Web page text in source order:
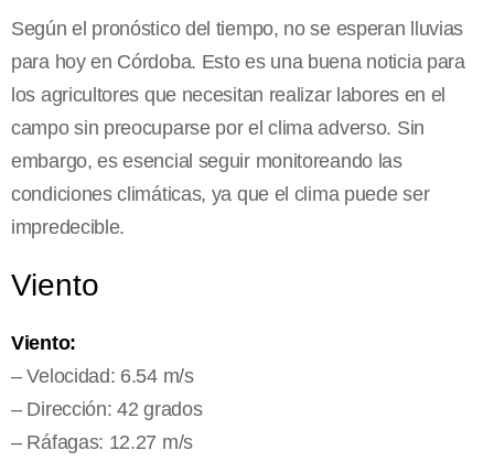
Según el pronóstico del tiempo, no se esperan lluvias
para hoy en Córdoba. Esto es una buena noticia para
los agricultores que necesitan realizar labores en el
campo sin preocuparse por el clima adverso. Sin
embargo, es esencial seguir monitoreando las
condiciones climáticas, ya que el clima puede ser
impredecible.
Viento
Viento:
– Velocidad: 6.54 m/s
– Dirección: 42 grados
– Ráfagas: 12.27 m/s